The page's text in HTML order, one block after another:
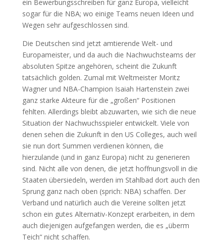
ein Bewerbungsschreiben für ganz Europa, vielleicht
sogar für die NBA; wo einige Teams neuen Ideen und
Wegen sehr aufgeschlossen sind.
Die Deutschen sind jetzt amtierende Welt- und
Europameister, und da auch die Nachwuchsteams der
absoluten Spitze angehören, scheint die Zukunft
tatsächlich golden. Zumal mit Weltmeister Moritz
Wagner und NBA-Champion Isaiah Hartenstein zwei
ganz starke Akteure für die „großen“ Positionen
fehlten. Allerdings bleibt abzuwarten, wie sich die neue
Situation der Nachwuchsspieler entwickelt. Viele von
denen sehen die Zukunft in den US Colleges, auch weil
sie nun dort Summen verdienen können, die
hierzulande (und in ganz Europa) nicht zu generieren
sind. Nicht alle von denen, die jetzt hoffnungsvoll in die
Staaten übersiedeln, werden im Stahlbad dort auch den
Sprung ganz nach oben (sprich: NBA) schaffen. Der
Verband und natürlich auch die Vereine sollten jetzt
schon ein gutes Alternativ-Konzept erarbeiten, in dem
auch diejenigen aufgefangen werden, die es „überm
Teich“ nicht schaffen.